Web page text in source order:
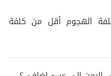
كلفة الهجوم أقل من كلفة